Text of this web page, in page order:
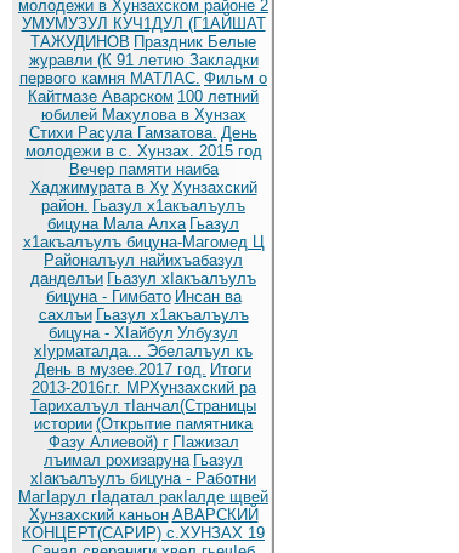
молодежи в Хунзахском районе 2
УМУМУЗУЛ КУЧ1ДУЛ (Г1АЙШАТ
ТАЖУДИНОВ Праздник Белые
журавли (К 91 летию Закладки
первого камня МАТЛАС. Фильм о
Кайтмазе Аварском 100 летний
юбилей Махулова в Хунзах
Стихи Расула Гамзатова. День
молодежи в с. Хунзах. 2015 год
Вечер памяти наиба
Хаджимурата в Ху Хунзахский
район. Гьазул х1акъалъулъ
бицуна Мала Алха Гьазул
х1акъалъулъ бицуна-Магомед Ц
Районалъул найихъабазул
данделъи Гьазул хIакъалъулъ
бицуна - Гимбато Инсан ва
сахлъи Гьазул х1акъалъулъ
бицуна - ХIайбул Улбузул
хIурматалда... Эбелалъул къ
День в музее.2017 год. Итоги
2013-2016г.г. МРХунзахский ра
Тарихалъул тIанчал(Страницы
истории (Открытие памятника
Фазу Алиевой) г ГIажизал
лъимал рохизаруна Гьазул
хIакъалъулъ бицуна - Работни
МагIарул гIадатал ракIалде щвей
Хунзахский каньон АВАРСКИЙ
КОНЦЕРТ(САРИР) с.ХУНЗАХ 19